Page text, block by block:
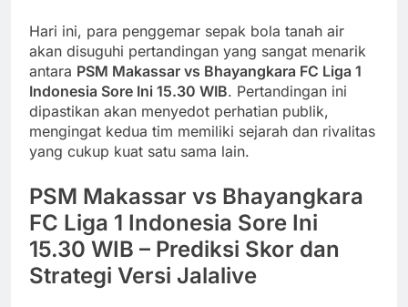
Hari ini, para penggemar sepak bola tanah air
akan disuguhi pertandingan yang sangat menarik
antara PSM Makassar vs Bhayangkara FC Liga 1
Indonesia Sore Ini 15.30 WIB. Pertandingan ini
dipastikan akan menyedot perhatian publik,
mengingat kedua tim memiliki sejarah dan rivalitas
yang cukup kuat satu sama lain.
PSM Makassar vs Bhayangkara
FC Liga 1 Indonesia Sore Ini
15.30 WIB – Prediksi Skor dan
Strategi Versi Jalalive